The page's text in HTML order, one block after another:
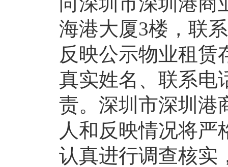
海港大厦3楼，联
反映公示物业租赁
真实姓名、联系电
责。深圳市深圳港
人和反映情况将
认真进行调查核实